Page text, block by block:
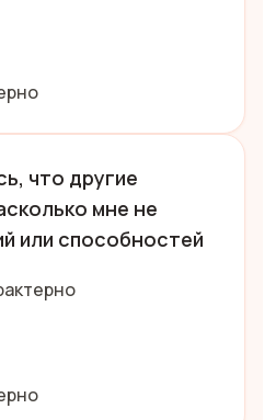
что другие
мне не
или способностей